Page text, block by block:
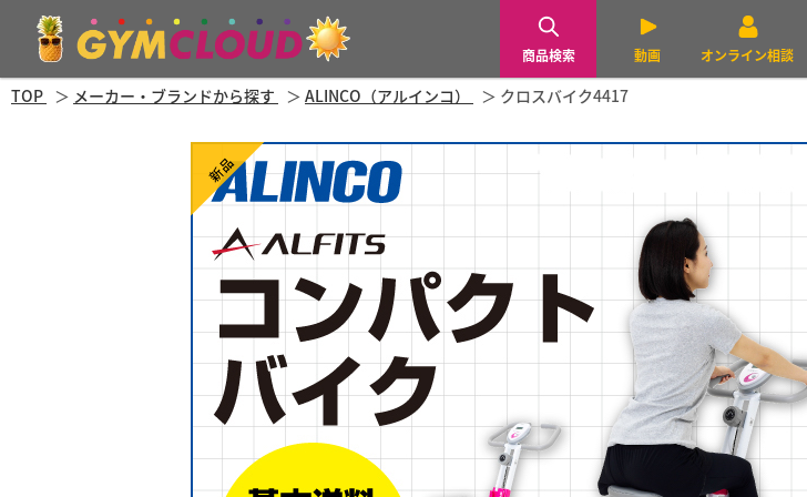
商品検索 動画 オンライン相談
TOP メーカー・ブランドから探す ALINCO（アルインコ） クロスバイク4417
新品